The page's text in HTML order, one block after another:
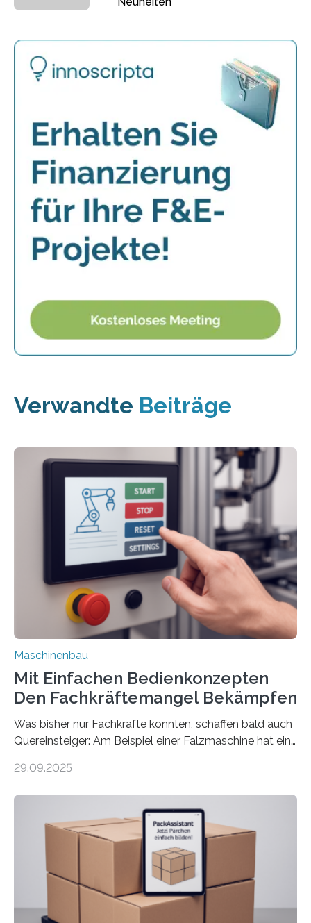
Verwandte Beiträge
Maschinenbau
Mit Einfachen Bedienkonzepten
Den Fachkräftemangel Bekämpfen
Was bisher nur Fachkräfte konnten, schaffen bald auch
Quereinsteiger: Am Beispiel einer Falzmaschine hat ein
Mensch-Maschine-Schnittstelle so sehr vereinfacht,
Die zugrunde liegende Methodik lässt sich auf alle
anderen Maschinen übertragen. Eine Falzmaschine
umzurüsten ist ein Job für echte Profis. Eine solche
Maschine faltet in Druckereien Broschüren, Prospekte,
Landkarten und vieles mehr – mehrere Zehntausend
Exemplare pro Stunde. Je nach Maschinentyp und
Auftrag kann das Umrüsten…
29.09.2025